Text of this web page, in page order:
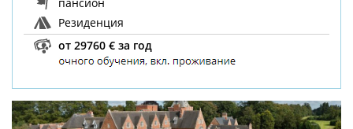
Резиденция
от 29760 € за год